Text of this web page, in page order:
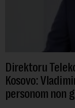
Direktoru
Kosovo:
personom non